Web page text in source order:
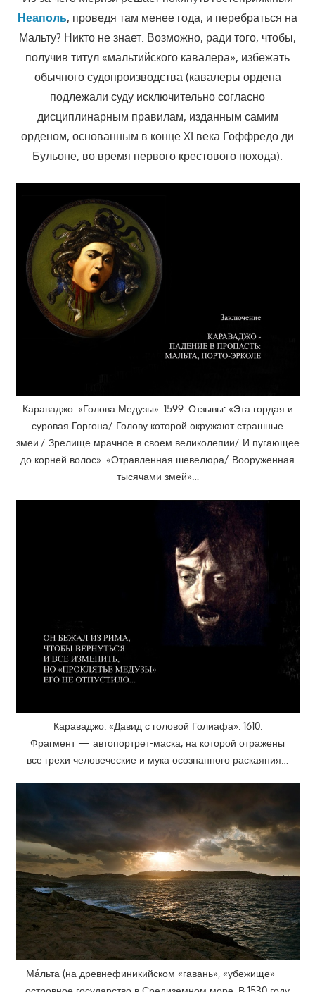
Неаполь, проведя там менее года, и перебраться на
Мальту? Никто не знает. Возможно, ради того, чтобы,
получив титул «мальтийского кавалера», избежать
обычного судопроизводства (кавалеры ордена
подлежали суду исключительно согласно
дисциплинарным правилам, изданным самим
орденом, основанным в конце XI века Гоффредо ди
Бульоне, во время первого крестового похода).
Караваджо. «Голова Медузы». 1599. Отзывы: «Эта гордая и
суровая Горгона/ Голову которой окружают страшные
змеи./ Зрелище мрачное в своем великолепии/ И пугающее
до корней волос». «Отравленная шевелюра/ Вооруженная
тысячами змей»…
Караваджо. «Давид с головой Голиафа». 1610.
Фрагмент — автопортрет-маска, на которой отражены
все грехи человеческие и мука осознанного раскаяния…
Ма́льта (на древнефиникийском «гавань», «убежище» —